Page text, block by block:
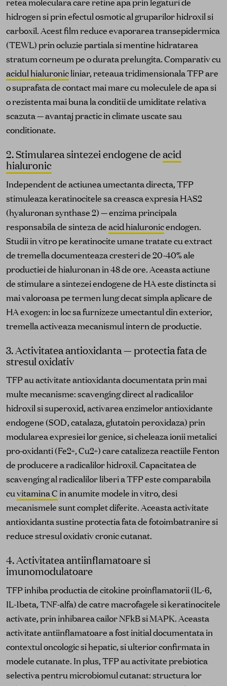
hidrogen si prin efectul osmotic al gruparilor hidroxil si
carboxil. Acest film reduce evaporarea transepidermica
(TEWL) prin ocluzie partiala si mentine hidratarea
stratum corneum pe o durata prelungita. Comparativ cu
acidul hialuronicliniar, reteaua tridimensionala TFP are
o suprafata de contact mai mare cu moleculele de apa si
o rezistenta mai buna la conditii de umiditate relativa
scazuta — avantaj practic in climate uscate sau
conditionate.
2. Stimularea sintezei endogene deacid
hialuronic
Independent de actiunea umectanta directa, TFP
stimuleaza keratinocitele sa creasca expresia HAS2
(hyaluronan synthase 2) — enzima principala
responsabila de sinteza deacid hialuronicendogen.
Studii in vitro pe keratinocite umane tratate cu extract
de tremella documenteaza cresteri de 20-40% ale
productiei de hialuronan in 48 de ore. Aceasta actiune
de stimulare a sintezei endogene de HA este distincta si
mai valoroasa pe termen lung decat simpla aplicare de
HA exogen: in loc sa furnizeze umectantul din exterior,
tremella activeaza mecanismul intern de productie.
3. Activitatea antioxidanta — protectia fata de
stresul oxidativ
TFP au activitate antioxidanta documentata prin mai
multe mecanisme: scavenging direct al radicalilor
hidroxil si superoxid, activarea enzimelor antioxidante
endogene (SOD, catalaza, glutatoin peroxidaza) prin
modularea expresiei lor genice, si cheleaza ionii metalici
pro-oxidanti (Fe2+, Cu2+) care catalizeza reactiile Fenton
de producere a radicalilor hidroxil. Capacitatea de
scavenging al radicalilor liberi a TFP este comparabila
cuvitamina C in anumite modele in vitro, desi
mecanismele sunt complet diferite. Aceasta activitate
antioxidanta sustine protectia fata de fotoimbatranire si
reduce stresul oxidativ cronic cutanat.
4. Activitatea antiinflamatoare si
imunomodulatoare
TFP inhiba productia de citokine proinflamatorii (IL-6,
IL-1beta, TNF-alfa) de catre macrofagele si keratinocitele
activate, prin inhibarea cailor NFkB si MAPK. Aceasta
activitate antiinflamatoare a fost initial documentata in
contextul oncologic si hepatic, si ulterior confirmata in
modele cutanate. In plus, TFP au activitate prebi­otica
selectiva pentru microbiomul cutanat: structura lor